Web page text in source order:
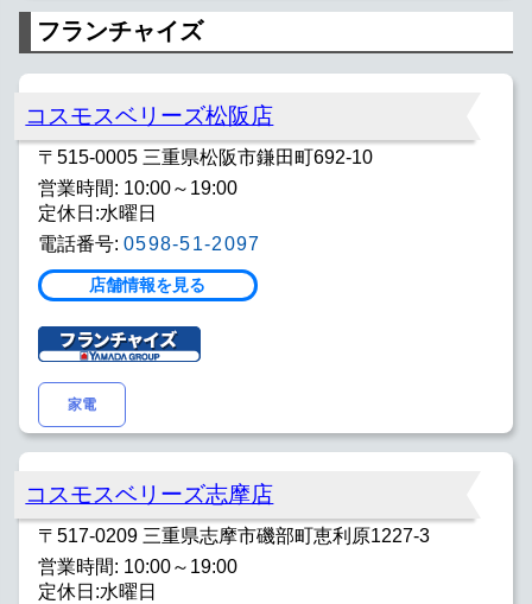
フランチャイズ
コスモスベリーズ松阪店
〒515-0005 三重県松阪市鎌田町692-10
営業時間: 10:00～19:00
定休日:水曜日
電話番号: 0598-51-2097
店舗情報を見る
家電
コスモスベリーズ志摩店
〒517-0209 三重県志摩市磯部町恵利原1227-3
営業時間: 10:00～19:00
定休日:水曜日